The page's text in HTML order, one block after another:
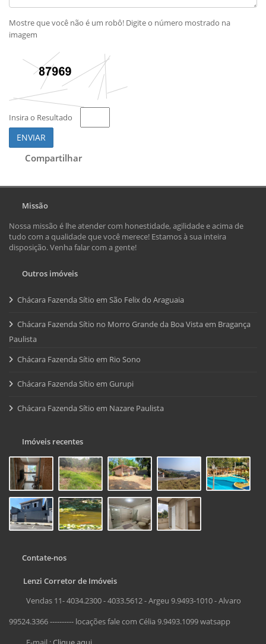
Mostre que você não é um robô! Digite o número mostrado na
imagem
Insira o Resultado
ENVIAR
Compartilhar
Missão
Nossa missão é lhe atender com honestidade, agilidade e acima de
tudo com a qualidade que você merece! Estamos à sua inteira
disposição. Venha falar com a gente!
Outros imóveis
Chácara Fazenda Sítio em São Felix do Araguaia
Chácara Fazenda Sítio no Morro Grande da Boa Vista em Bragança
Paulista
Chácara Fazenda Sítio em Rio Sono
Chácara Fazenda Sítio em Gurupi
Chácara Fazenda Sítio em Nazare Paulista
Imóveis recentes
Contate-nos
Lenzi Corretor de Imóveis
Vendas 11- 4034.2300 - 4033.5612 - Argeu 9.9493-1010 - Alvaro
99524.3366 ---------- locações fale com Célia 9.9493.1099 watsapp